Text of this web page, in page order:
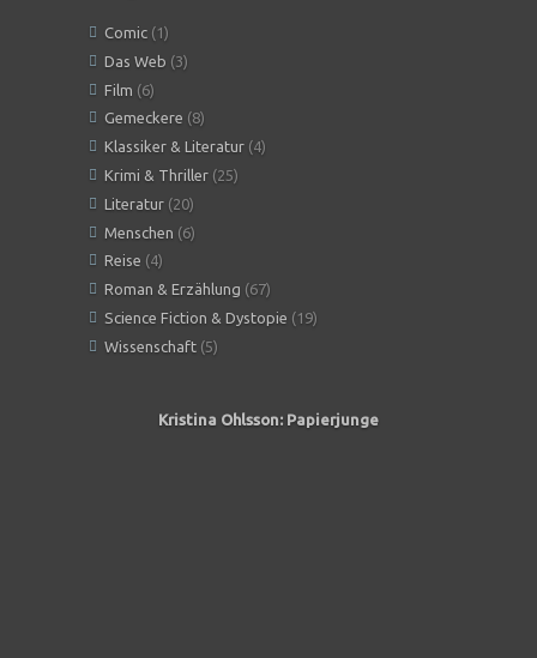
Comic (1)
Das Web (3)
Film (6)
Gemeckere (8)
Klassiker & Literatur (4)
Krimi & Thriller (25)
Literatur (20)
Menschen (6)
Reise (4)
Roman & Erzählung (67)
Science Fiction & Dystopie (19)
Wissenschaft (5)
Kristina Ohlsson: Papierjunge